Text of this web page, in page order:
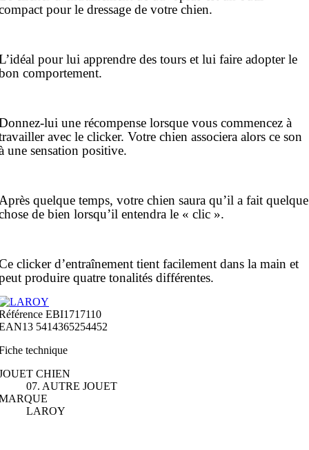
pour le dressage de votre chien.
pour lui apprendre des tours et lui faire adopter le
comportement.
lui une récompense lorsque vous commencez à
avec le clicker. Votre chien associera alors ce son
une sensation positive.
quelque temps, votre chien saura qu’il a fait quelque
de bien lorsqu’il entendra le « clic ».
clicker d’entraînement tient facilement dans la main et
produire quatre tonalités différentes.
EBI1717110
5414365254452
technique
CHIEN
07. AUTRE JOUET
LAROY